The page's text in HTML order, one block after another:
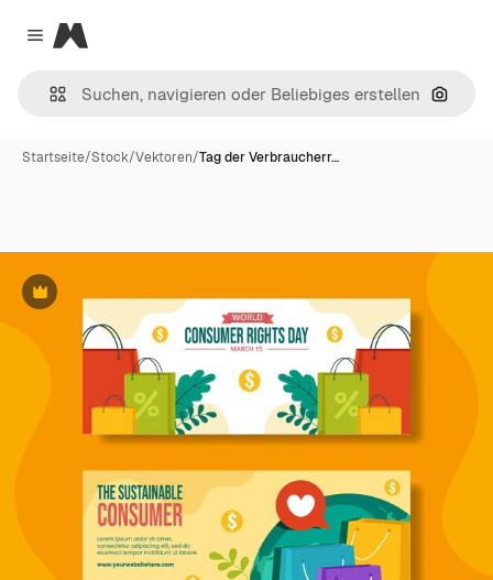
Close menu
Magnific
Nach
Startseite/Stock/Vektoren/Tag der Verbraucherr…
Premium